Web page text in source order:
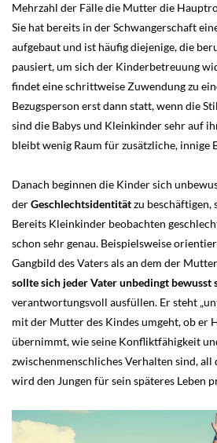
Mehrzahl der Fälle die Mutter die
Sie hat bereits in der Schwangerschaft
aufgebaut und ist häufig diejenige, die
pausiert, um sich der Kinderbetreuung
findet eine schrittweise Zuwendung zu
Bezugsperson erst dann statt, wenn die
sind die Babys und Kleinkinder sehr auf
bleibt wenig Raum für zusätzliche, innige
Danach beginnen die Kinder sich
derGeschlechtsidentitätzu beschäftigen,
Bereits Kleinkinder beobachten
schon sehr genau. Beispielsweise
Gangbild des Vaters als an dem der
sollte sich jeder Vater unbedingt bewusst
verantwortungsvoll ausfüllen. Er steht
mit der Mutter des Kindes umgeht, ob er
übernimmt, wie seine Konfliktfähigkeit
zwischenmenschliches Verhalten sind, all
wird den Jungen für sein späteres Leben